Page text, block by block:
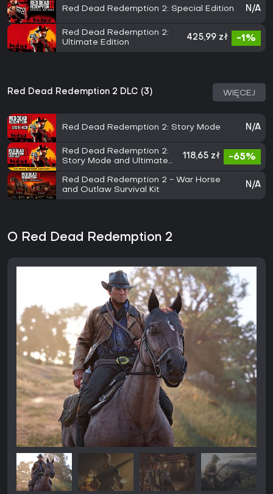
Red Dead Redemption 2: Special Edition N/A
Red Dead Redemption 2:
Ultimate Edition
425,99 zł -1%
Red Dead Redemption 2 DLC (3) WIĘCEJ
Red Dead Redemption 2: Story Mode N/A
Red Dead Redemption 2:
Story Mode and Ultimate
118,65 zł -65%
Red Dead Redemption 2 - War Horse
and Outlaw Survival Kit
N/A
O Red Dead Redemption 2